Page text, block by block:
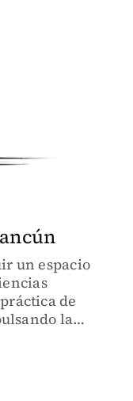
un espacio
de
la